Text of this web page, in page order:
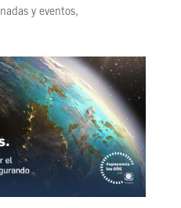
y eventos,